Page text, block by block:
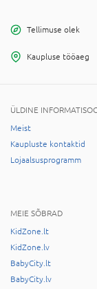
Tellimuse olek
Kaupluse tööaeg
ÜLDINE
Meist
Kaupluste kontaktid
Lojaalsusprogramm
MEIE SÕBRAD
KidZone.lt
KidZone.lv
BabyCity.lt
BabyCity.lv